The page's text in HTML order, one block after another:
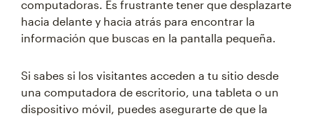
computadoras. Es frustrante tener que desplazarte
hacia delante y hacia atrás para encontrar la
información que buscas en la pantalla pequeña.
Si sabes si los visitantes acceden a tu sitio desde
una computadora de escritorio, una tableta o un
dispositivo móvil, puedes asegurarte de que la